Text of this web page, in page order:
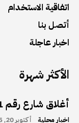
اتفاقية الاستخدام
أتصل بنا
اخبار عاجلة
الأكثر شهرة
أغلاق شارع رقم 1 باتجاه القدس غدا الثلاثاء
اخبار محلية أكتوبر 20, 2025